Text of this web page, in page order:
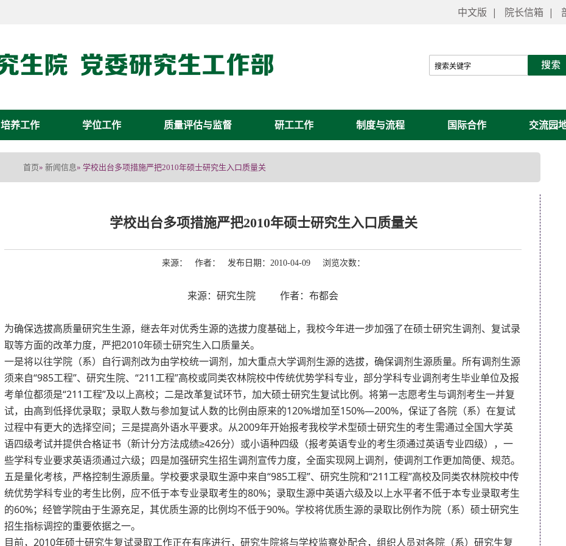
中文版 | 院长信箱 |
培养工作 学位工作 质量评估与监督 研工工作 制度与流程 国际合作 交流园
首页» 新闻信息» 学校出台多项措施严把2010年硕士研究生入口质量关
学校出台多项措施严把2010年硕士研究生入口质量关
来源： 作者： 发布日期：2010-04-09 浏览次数：
来源：研究生院 作者：布都会
为确保选拔高质量研究生生源，继去年对优秀生源的选拔力度基础上，我校今年进一步加强了在硕士研究生调剂、复试录
取等方面的改革力度，严把2010年硕士研究生入口质量关。
一是将以往学院（系）自行调剂改为由学校统一调剂，加大重点大学调剂生源的选拔，确保调剂生源质量。所有调剂生源
须来自“985工程”、研究生院、“211工程”高校或同类农林院校中传统优势学科专业，部分学科专业调剂考生毕业单位及报
考单位都须是“211工程”及以上高校； 二是改革复试环节，加大硕士研究生复试比例。将第一志愿考生与调剂考生一并复
试，由高到低择优录取；录取人数与参加复试人数的比例由原来的120%增加至150%—200%，保证了各院（系）在复试
过程中有更大的选择空间； 三是提高外语水平要求。从2009年开始报考我校学术型硕士研究生的考生需通过全国大学英
语四级考试并提供合格证书（新计分方法成绩≥426分）或小语种四级（报考英语专业的考生须通过英语专业四级），一
些学科专业要求英语须通过六级；四是加强研究生招生调剂宣传力度， 全面实现网上调剂，使调剂工作更加简便、规范。
五是量化考核，严格控制生源质量。学校要求录取生源中来自“985工程”、研究生院和“211工程”高校及同类农林院校中传
统优势学科专业的考生比例，应不低于本专业录取考生的80%；录取生源中英语六级及以上水平者不低于本专业录取考生
的60%；经管学院由于生源充足，其优质生源的比例均不低于90%。 学校将优质生源的录取比例作为院（系）硕士研究生
招生指标调控的重要依据之一。
目前， 2010年硕士研究生复试录取工作正在有序进行，研究生院将与学校监察处配合，组织人员对各院（系）研究生复